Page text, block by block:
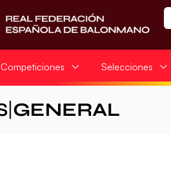
Competiciones Selecciones
GENERAL